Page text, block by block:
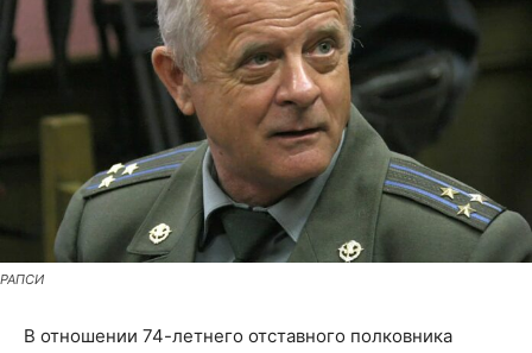
РАПСИ
В отношении 74-летнего отставного полковника